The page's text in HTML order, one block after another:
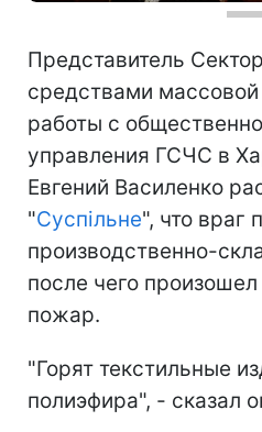
Представитель
средствами
работы с
управления ГСЧС в
Евгений Василенко
"Суспільне", что враг
производственно-
после чего
пожар.
"Горят текстильные
полиэфира", - сказал